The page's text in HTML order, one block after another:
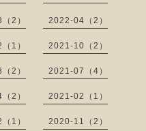
2） 2022-04（2）
1） 2021-10（2）
2） 2021-07（4）
2） 2021-02（1）
1） 2020-11（2）